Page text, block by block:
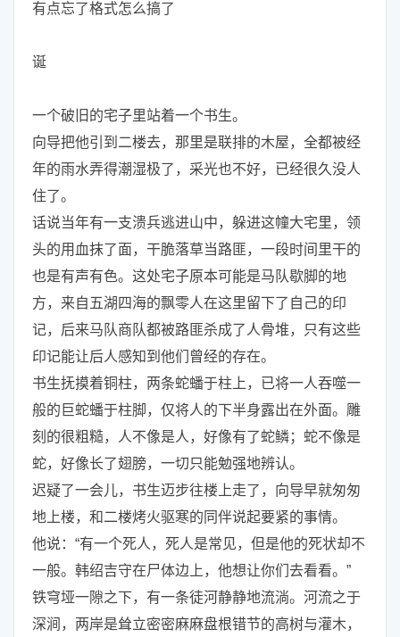
有点忘了格式怎么搞了
诞
一个破旧的宅子里站着一个书生。
向导把他引到二楼去，那里是联排的木屋，全都被经
年的雨水弄得潮湿极了，采光也不好，已经很久没人
住了。
话说当年有一支溃兵逃进山中，躲进这幢大宅里，领
头的用血抹了面，干脆落草当路匪，一段时间里干的
也是有声有色。这处宅子原本可能是马队歇脚的地
方，来自五湖四海的飘零人在这里留下了自己的印
记，后来马队商队都被路匪杀成了人骨堆，只有这些
印记能让后人感知到他们曾经的存在。
书生抚摸着铜柱，两条蛇蟠于柱上，已将一人吞噬一
般的巨蛇蟠于柱脚，仅将人的下半身露出在外面。雕
刻的很粗糙，人不像是人，好像有了蛇鳞；蛇不像是
蛇，好像长了翅膀，一切只能勉强地辨认。
迟疑了一会儿，书生迈步往楼上走了，向导早就匆匆
地上楼，和二楼烤火驱寒的同伴说起要紧的事情。
他说：“有一个死人，死人是常见，但是他的死状却不
一般。韩绍吉守在尸体边上，他想让你们去看看。”
铁穹垭一隙之下，有一条徒河静静地流淌。河流之于
深涧，两岸是耸立密密麻麻盘根错节的高树与灌木，